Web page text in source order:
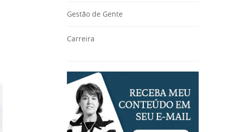
Gestão de Gente
Carreira